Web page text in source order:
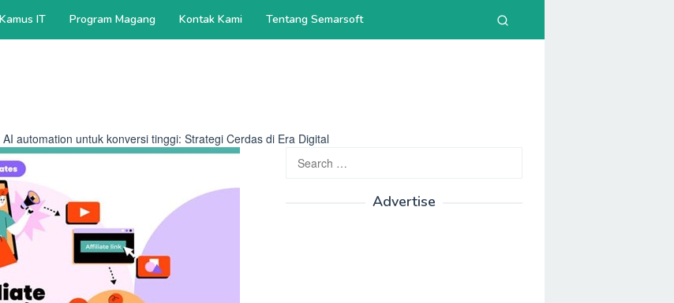
Kamus IT Program Magang Kontak Kami Tentang Semarsoft
automation untuk konversi tinggi: Strategi Cerdas di Era Digital
Search
Advertise